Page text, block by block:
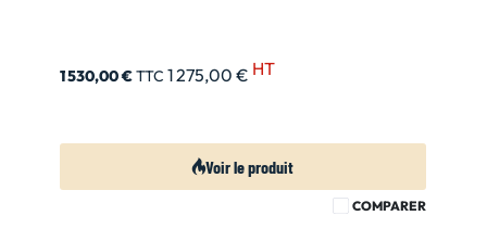
1 530,00 €TTC 1 275,00 € HT
Voir le produit
COMPARER